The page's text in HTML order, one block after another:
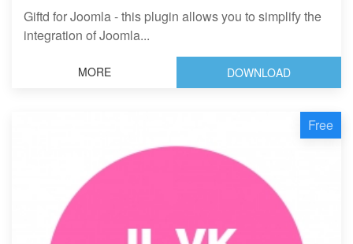
Giftd for Joomla - this plugin allows you to simplify the
integration of Joomla...
MORE DOWNLOAD
Free